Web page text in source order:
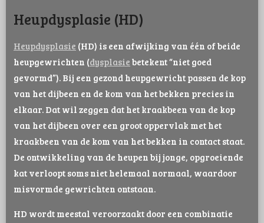
Heupdysplasie (HD)
Heupdysplasie (HD) is een afwijking van één of beide
heupgewrichten (dysplasie betekent “niet goed
gevormd”). Bij een gezond heupgewricht passen de kop
van het dijbeen en de kom van het bekken precies in
elkaar. Dat wil zeggen dat het kraakbeen van de kop
van het dijbeen over een groot oppervlak met het
kraakbeen van de kom van het bekken in contact staat.
De ontwikkeling van de heupen bij jonge, opgroeiende
kat verloopt soms niet helemaal normaal, waardoor
misvormde gewrichten ontstaan.
HD wordt meestal veroorzaakt door een combinatie